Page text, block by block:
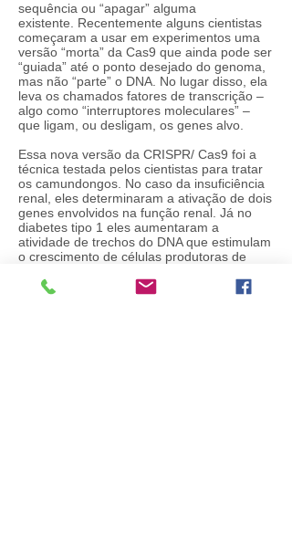
sequência ou “apagar” alguma
existente. Recentemente alguns cientistas
começaram a usar em experimentos uma
versão “morta” da Cas9 que ainda pode ser
“guiada” até o ponto desejado do genoma,
mas não “parte” o DNA. No lugar disso, ela
leva os chamados fatores de transcrição –
algo como “interruptores moleculares” –
que ligam, ou desligam, os genes alvo.
Essa nova versão da CRISPR/ Cas9 foi a
técnica testada pelos cientistas para tratar
os camundongos. No caso da insuficiência
renal, eles determinaram a ativação de dois
genes envolvidos na função renal. Já no
diabetes tipo 1 eles aumentaram a
atividade de trechos do DNA que estimulam
o crescimento de células produtoras de
ativaram genes que estudos anteriores